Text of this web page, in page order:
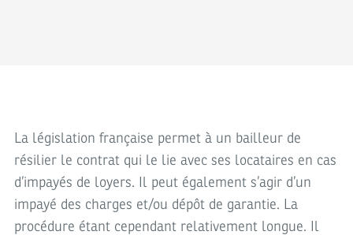
La législation française permet à un bailleur de
résilier le contrat qui le lie avec ses locataires en cas
d’impayés de loyers. Il peut également s’agir d’un
impayé des charges et/ou dépôt de garantie. La
procédure étant cependant relativement longue. Il